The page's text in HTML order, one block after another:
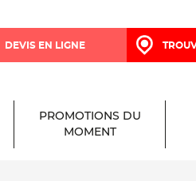
DEVIS EN LIGNE
PROMOTIONS DU
MOMENT